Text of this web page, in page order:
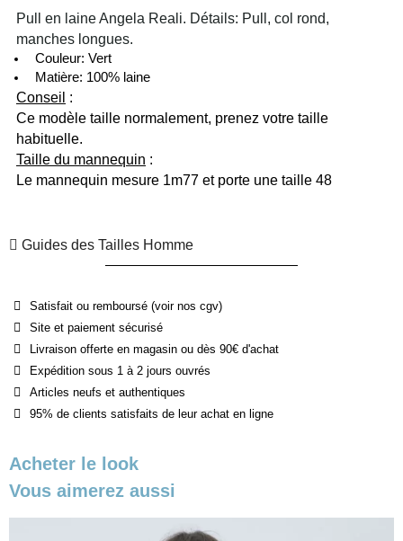
Pull en laine Angela Reali. Détails: Pull, col rond,
manches longues.
Couleur: Vert
Matière: 100% laine
Conseil :
Ce modèle taille normalement, prenez votre taille
habituelle.
Taille du mannequin :
Le mannequin mesure 1m77 et porte une taille 48
Guides des Tailles Homme
Satisfait ou remboursé (voir nos cgv)
Site et paiement sécurisé
Livraison offerte en magasin ou dès 90€ d'achat
Expédition sous 1 à 2 jours ouvrés
Articles neufs et authentiques
95% de clients satisfaits de leur achat en ligne
Acheter le look
Vous aimerez aussi